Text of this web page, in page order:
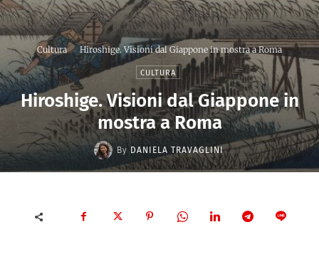
Cultura Hiroshige. Visioni dal Giappone in mostra a Roma
CULTURA
Hiroshige. Visioni dal Giappone in
mostra a Roma
By DANIELA TRAVAGLINI